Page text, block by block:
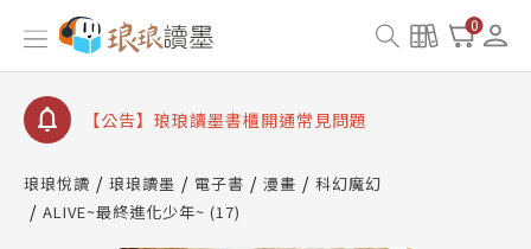
0
【公告】因 Readmoo 讀墨系統維護中，本站同步暫
停部分閱讀服務
【公告】琅琅讀墨數位閱讀資產合併與書櫃開通申請
【公告】琅琅讀墨書櫃開通常見問題
請圖文教學
【公告】琅琅書店服務升級重要說明及資產合併結果
查詢
琅琅悅讀 琅琅讀墨 電子書 漫畫
科幻魔幻
ALIVE~最終進化少年~ (17)